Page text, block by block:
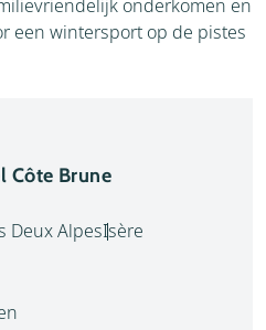
onderkomen en
een wintersport op de pistes
Côte Brune
Deux AlpesIsère